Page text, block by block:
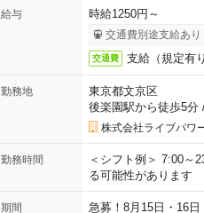
給与 時給1250円～
交通費別途支給あり
交通費 支給（規定有り
勤務地
東京都文京区
後楽園駅から徒歩5分
株式会社ライブパワ
勤務時間
＜シフト例＞ 7:00～
る可能性があります
期間 急募！8月15日・16日